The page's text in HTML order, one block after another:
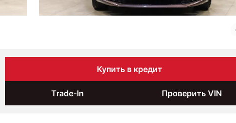
Купить в кредит
Trade-In Проверить VIN